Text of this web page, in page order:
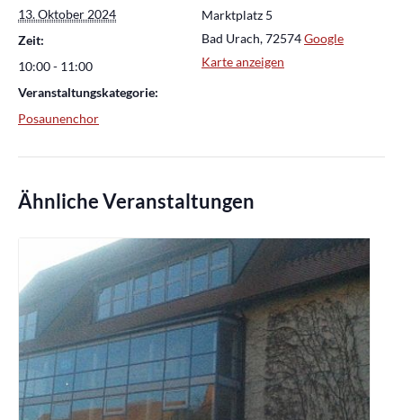
13. Oktober 2024
Zeit:
10:00 - 11:00
Veranstaltungskategorie:
Posaunenchor
Marktplatz 5
Bad Urach,72574Google
Karte anzeigen
Ähnliche Veranstaltungen